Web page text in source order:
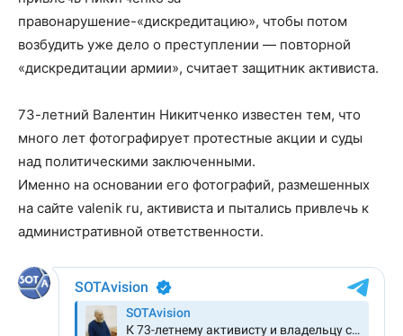
правонарушение-«дискредитацию», чтобы потом
возбудить уже дело о преступлении — повторной
«дискредитации армии», считает защитник активиста.
73-летний Валентин Никитченко известен тем, что
много лет фотографирует протестные акции и суды
над политическими заключенными.
Именно на основании его фотографий, размешенных
на сайте valenik ru, активиста и пытались привлечь к
административной ответственности.